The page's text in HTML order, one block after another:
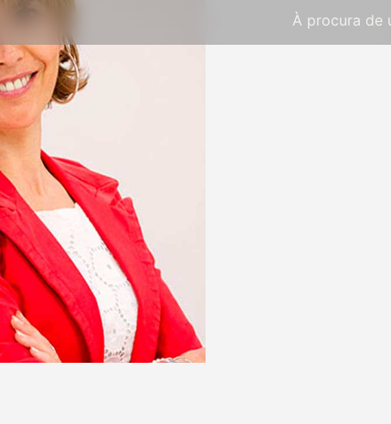
À procura de